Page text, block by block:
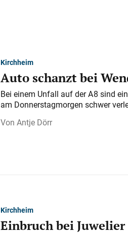
Kirchheim
Auto schanzt bei
Bei einem Unfall auf der A 8 sind
am Donnerstagmorgen schwer
Antje Dörr
Kirchheim
Einbruch bei Juwelier